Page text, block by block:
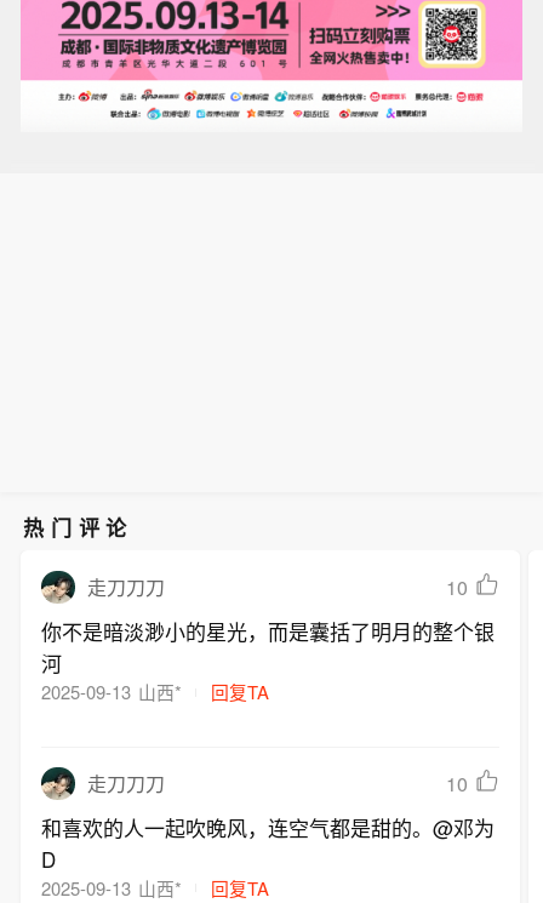
热门评论
走刀刀刀 10
你不是暗淡渺小的星光，而是囊括了明月的整个银
河
2025-09-13 山西* 回复TA
走刀刀刀 10
和喜欢的人一起吹晚风，连空气都是甜的。@邓为
D
2025-09-13 山西* 回复TA